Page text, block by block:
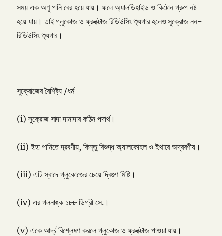
সময় এক অণু পানি বের হয়ে যায়। ফলে অ্যালডিহাইড ও কিটোন গ্রুপ নষ্ট
হয়ে যায়। তাই গ্লুকোজ ও ফ্রুক্টোজ রিডিউসিং শ্যুগার হলেও সুক্রোজ নন-
রিডিউসিং শ্যুগার।
সুক্রোজের বৈশিষ্ট্য /ধর্ম
(i) সুক্রোজ সাদা দানাদার কঠিন পদার্থ।
(ii) ইহা পানিতে দ্রবণীয়, কিন্তু বিশুদ্ধ অ্যালকোহল ও ইথারে অদ্রবণীয়।
(iii) এটি স্বাদে গ্লুকোজের চেয়ে দ্বিগুণ মিষ্টি।
(iv) এর গলনাঙ্ক ১৮৮ ডিগ্রী সে.।
(v) একে আর্দ্র বিশ্লেষণ করলে গ্লুকোজ ও ফ্রুক্টোজ পাওয়া যায়।